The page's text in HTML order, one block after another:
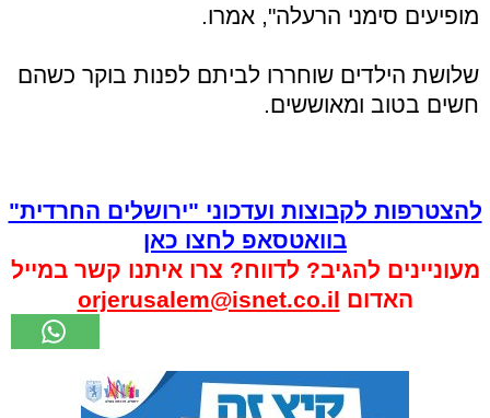
מופיעים סימני הרעלה", אמרו.
שלושת הילדים שוחררו לביתם לפנות בוקר כשהם
חשים בטוב ומאוששים.
להצטרפות לקבוצות ועדכוני "ירושלים החרדית"
בוואטסאפ לחצו כאן
מעוניינים להגיב? לדווח? צרו איתנו קשר במייל
האדום orjerusalem@isnet.co.il